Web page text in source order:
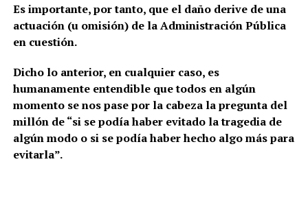
Es importante, por tanto, que el daño derive de una
actuación (u omisión) de la Administración Pública
en cuestión.
Dicho lo anterior, en cualquier caso, es
humanamente entendible que todos en algún
momento se nos pase por la cabeza la pregunta del
millón de “si se podía haber evitado la tragedia de
algún modo o si se podía haber hecho algo más para
evitarla”.